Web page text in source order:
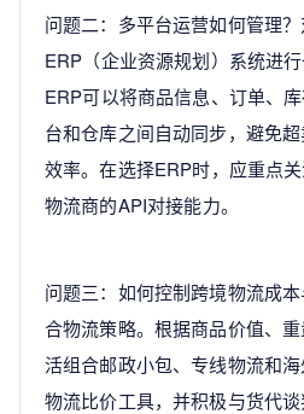
问题二：多平台运营如何管理
ERP（企业资源规划）系统进
ERP可以将商品信息、订单、
台和仓库之间自动同步，避免
效率。在选择ERP时，应重点
物流商的API对接能力。
问题三：如何控制跨境物流成
合物流策略。根据商品价值、
活组合邮政小包、专线物流和
物流比价工具，并积极与货代